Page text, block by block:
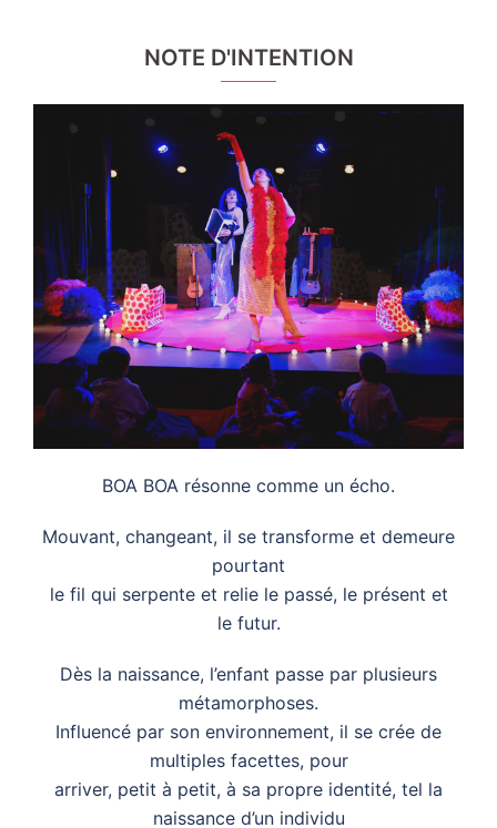
NOTE D'INTENTION
BOA BOA résonne comme un écho.
Mouvant, changeant, il se transforme et demeure
pourtant
le fil qui serpente et relie le passé, le présent et
le futur.
Dès la naissance, l’enfant passe par plusieurs
métamorphoses.
Influencé par son environnement, il se crée de
multiples facettes, pour
arriver, petit à petit, à sa propre identité, tel la
naissance d’un individu